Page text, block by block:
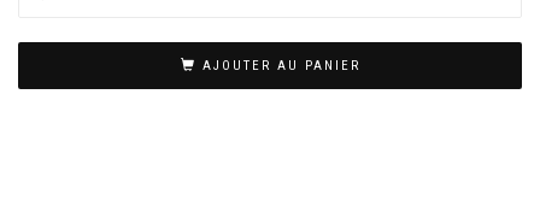
AJOUTER AU PANIER